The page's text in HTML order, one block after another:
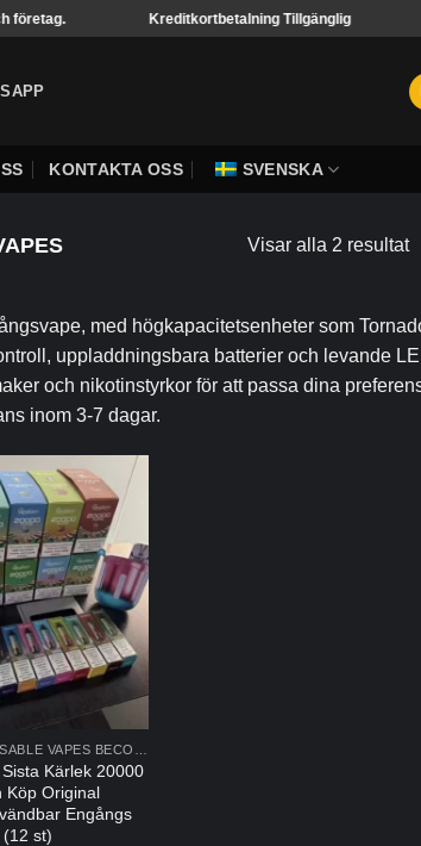
Kreditkortbetalning Tillgänglig
KONTAKTA OSS SVENSKA
Visar alla 2 resultat
med högkapacitetsenheter som
uppladdningsbara batterier och levande
och nikotinstyrkor för att passa dina
inom 3-7 dagar.
Kärlek 20000
Köp Original
Engångs
st)